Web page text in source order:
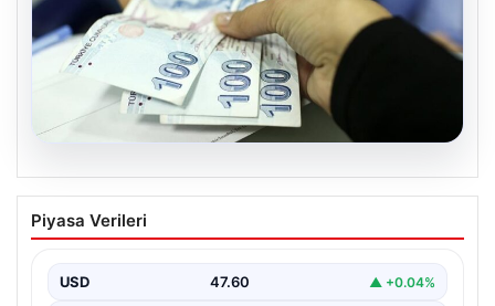
05.08.2026
Nisan 2026 Doğum Yardımı Ödemeleri
Başladı: Bakan Göktaş Açıkladı
ailelerin beklediği şekilde hesaplara yatırılmaya devam
ediyor.…
Piyasa Verileri
USD 47.60 ▲ +0.04%